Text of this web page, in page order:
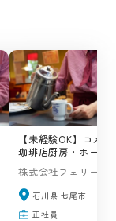
【未経験OK】コメダ
珈琲店厨房・ホール
補）の求人 / コメダ
珈琲店（七尾市）
株式会社フェリーチ
ェ・コーポレーショ
ン
石川県 七尾市
正社員